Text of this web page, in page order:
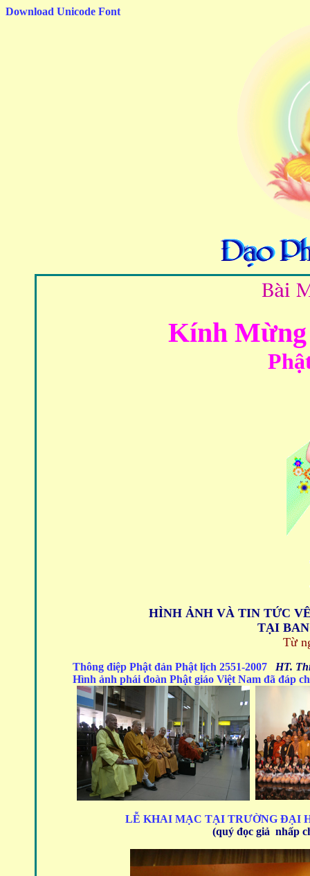
Download Unicode Font
Kính
HÌNH ẢNH VÀ TIN TỨC
TẠI
Từ
Thông điệp Phật đản Phật lịch 2551-2007
HT.
Hình ảnh phái đoàn Phật giáo Việt Nam đã đáp
LỄ KHAI MẠC TẠI TRƯỜNG ĐẠI
(quý đọc giả nhấp